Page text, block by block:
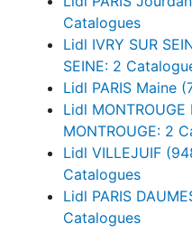
Catalogues
Lidl IVRY SUR
SEINE: 2
Lidl PARIS Maine
Lidl MONTROUGE
MONTROUGE: 2
Lidl VILLEJUIF
Catalogues
Lidl PARIS
Catalogues